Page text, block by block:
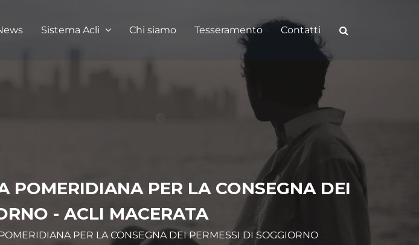
Sistema Acli Chi siamo Tesseramento Contatti
POMERIDIANA PER LA CONSEGNA DEI
- ACLI MACERATA
PER LA CONSEGNA DEI PERMESSI DI SOGGIORNO